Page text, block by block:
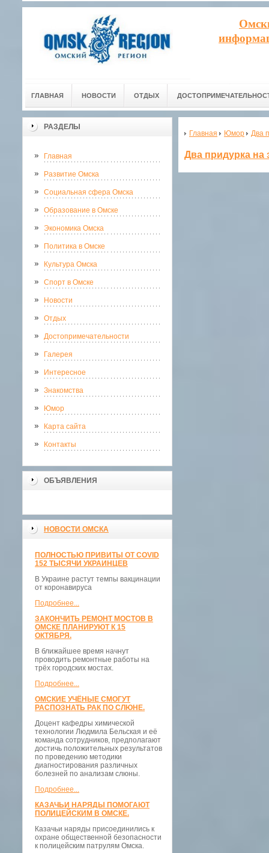
ГЛАВНАЯ НОВОСТИ ОТДЫХ
РАЗДЕЛЫ
Главная
Развитие Омска
Социальная сфера Омска
Образование в Омске
Экономика Омска
Политика в Омске
Культура Омска
Спорт в Омске
Новости
Отдых
Достопримечательности
Галерея
Интересное
Знакомства
Юмор
Карта сайта
Контакты
ОБЪЯВЛЕНИЯ
НОВОСТИ ОМСКА
ПОЛНОСТЬЮ ПРИВИТЫ ОТ COVID
152 ТЫСЯЧИ УКРАИНЦЕВ
В Украине растут темпы вакцинации
от коронавируса
Подробнее...
ЗАКОНЧИТЬ РЕМОНТ МОСТОВ В
ОМСКЕ ПЛАНИРУЮТ К 15
ОКТЯБРЯ.
В ближайшее время начнут
проводить ремонтные работы на
трёх городских мостах.
Подробнее...
ОМСКИЕ УЧЁНЫЕ СМОГУТ
РАСПОЗНАТЬ РАК ПО СЛЮНЕ.
Доцент кафедры химической
технологии Людмила Бельская и её
команда сотрудников, предполагают
достичь положительных результатов
по проведению методики
диагностирования различных
болезней по анализам слюны.
Подробнее...
КАЗАЧЬИ НАРЯДЫ ПОМОГАЮТ
ПОЛИЦЕЙСКИМ В ОМСКЕ.
Казачьи наряды присоединились к
охране общественной безопасности
к полицейским патрулям Омска.
Главная Юмор Два
Два придурка на